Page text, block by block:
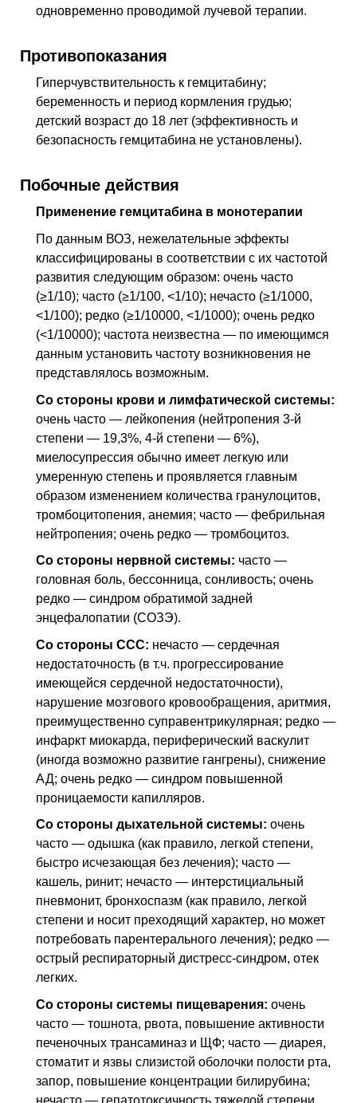
одновременно проводимой лучевой терапии.
Противопоказания
Гиперчувствительность к гемцитабину;
беременность и период кормления грудью;
детский возраст до 18 лет (эффективность и
безопасность гемцитабина не установлены).
Побочные действия
Применение гемцитабина в монотерапии
По данным ВОЗ, нежелательные эффекты
классифицированы в соответствии с их частотой
развития следующим образом: очень часто
(≥1/10); часто (≥1/100, <1/10); нечасто (≥1/1000,
<1/100); редко (≥1/10000, <1/1000); очень редко
(<1/10000); частота неизвестна — по имеющимся
данным установить частоту возникновения не
представлялось возможным.
Со стороны крови и лимфатической системы:
очень часто — лейкопения (нейтропения 3-й
степени — 19,3%, 4-й степени — 6%),
миелосупрессия обычно имеет легкую или
умеренную степень и проявляется главным
образом изменением количества гранулоцитов,
тромбоцитопения, анемия; часто — фебрильная
нейтропения; очень редко — тромбоцитоз.
Со стороны нервной системы: часто —
головная боль, бессонница, сонливость; очень
редко — синдром обратимой задней
энцефалопатии (СОЗЭ).
Со стороны ССС: нечасто — сердечная
недостаточность (в т.ч. прогрессирование
имеющейся сердечной недостаточности),
нарушение мозгового кровообращения, аритмия,
преимущественно суправентрикулярная; редко —
инфаркт миокарда, периферический васкулит
(иногда возможно развитие гангрены), снижение
АД; очень редко — синдром повышенной
проницаемости капилляров.
Со стороны дыхательной системы: очень
часто — одышка (как правило, легкой степени,
быстро исчезающая без лечения); часто —
кашель, ринит; нечасто — интерстициальный
пневмонит, бронхоспазм (как правило, легкой
степени и носит преходящий характер, но может
потребовать парентерального лечения); редко —
острый респираторный дистресс-синдром, отек
легких.
Со стороны системы пищеварения: очень
часто — тошнота, рвота, повышение активности
печеночных трансаминаз и ЩФ; часто — диарея,
стоматит и язвы слизистой оболочки полости рта,
запор, повышение концентрации билирубина;
нечасто — гепатотоксичность тяжелой степени,